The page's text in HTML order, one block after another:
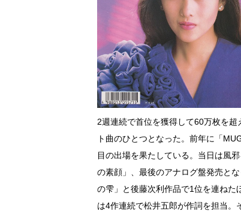
2週連続で首位を獲得して60万枚を
ト曲のひとつとなった。前年に「
目の出場を果たしている。当日は風
の素顔」、最後のアナログ盤発売と
の雫」と後藤次利作品で1位を連ね
は4作連続で松井五郎が作詞を担当